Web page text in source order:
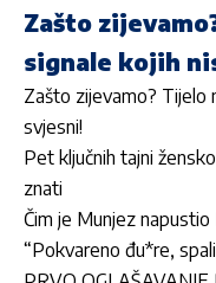
Zašto
signale kojih
Zašto zijevamo? Tijelo
svjesni!
Pet ključnih tajni
znati
Čim je Munjez napustio
“Pokvareno đu*re,